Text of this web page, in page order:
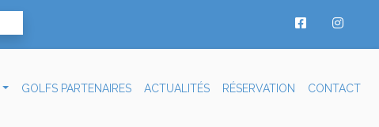
GOLFS PARTENAIRES ACTUALITÉS RÉSERVATION CONTACT